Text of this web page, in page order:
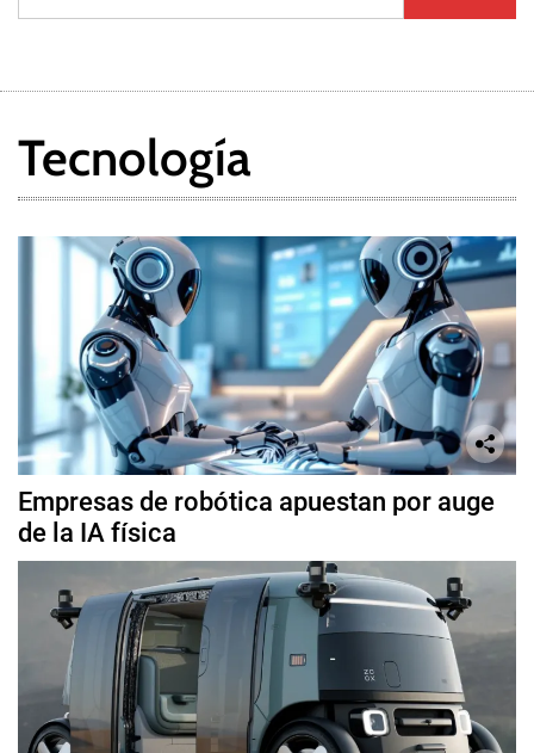
Tecnología
Empresas de robótica apuestan por auge
de la IA física